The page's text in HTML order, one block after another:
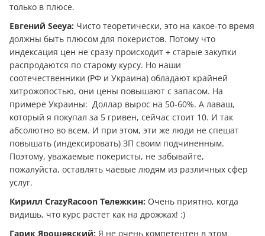
только в плюсе.
Евгений Seeya: Чисто теоретически, это на какое-то время
должны быть плюсом для покеристов. Потому что
индексация цен не сразу происходит + старые закупки
распродаются по старому курсу. Но наши
соотечественники (РФ и Украина) обладают крайней
хитрожопостью, они цены повышают с запасом. На
примере Украины: Доллар вырос на 50-60%. А лаваш,
который я покупал за 5 гривен, сейчас стоит 10. И так
абсолютно во всем. И при этом, эти же люди не спешат
повышать (индексировать) ЗП своим подчиненным.
Поэтому, уважаемые покеристы, не забывайте,
пожалуйста, оставлять чаевые людям из различных сфер
услуг.
Кирилл CrazyRacoon Тележкин: Очень приятно, когда
видишь, что курс растет как на дрожжах! :)
Гарик Ярошевский: Я не очень компетентен в этом